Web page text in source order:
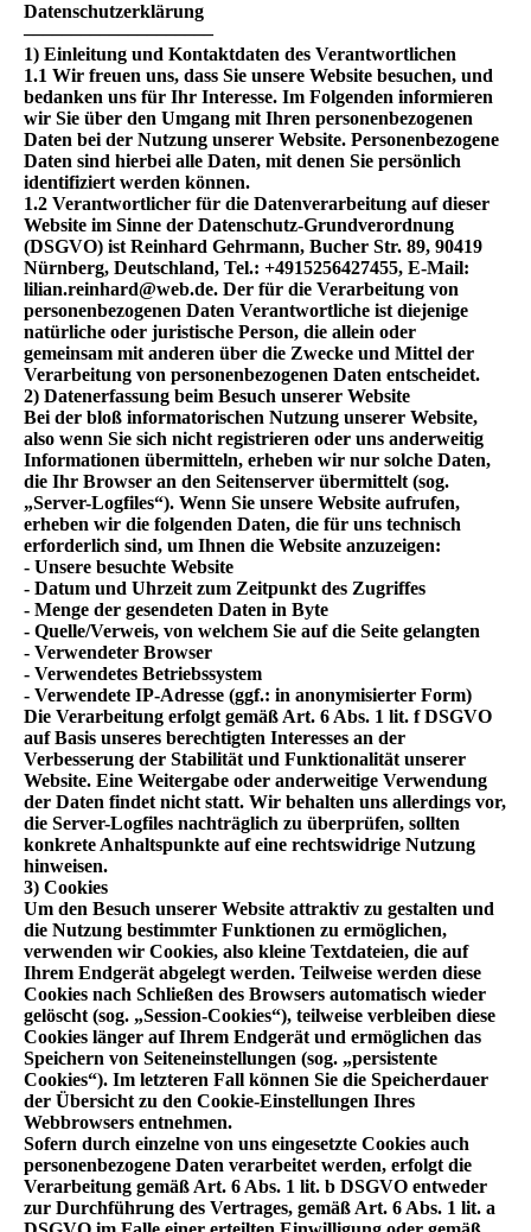
Datenschutzerklärung
––––––––––––––––––––
1) Einleitung und Kontaktdaten des Verantwortlichen
1.1 Wir freuen uns, dass Sie unsere Website besuchen, und
bedanken uns für Ihr Interesse. Im Folgenden informieren
wir Sie über den Umgang mit Ihren personenbezogenen
Daten bei der Nutzung unserer Website. Personenbezogene
Daten sind hierbei alle Daten, mit denen Sie persönlich
identifiziert werden können.
1.2 Verantwortlicher für die Datenverarbeitung auf dieser
Website im Sinne der Datenschutz-Grundverordnung
(DSGVO) ist Reinhard Gehrmann, Bucher Str. 89, 90419
Nürnberg, Deutschland, Tel.: +4915256427455, E-Mail:
lilian.reinhard@web.de. Der für die Verarbeitung von
personenbezogenen Daten Verantwortliche ist diejenige
natürliche oder juristische Person, die allein oder
gemeinsam mit anderen über die Zwecke und Mittel der
Verarbeitung von personenbezogenen Daten entscheidet.
2) Datenerfassung beim Besuch unserer Website
Bei der bloß informatorischen Nutzung unserer Website,
also wenn Sie sich nicht registrieren oder uns anderweitig
Informationen übermitteln, erheben wir nur solche Daten,
die Ihr Browser an den Seitenserver übermittelt (sog.
„Server-Logfiles“). Wenn Sie unsere Website aufrufen,
erheben wir die folgenden Daten, die für uns technisch
erforderlich sind, um Ihnen die Website anzuzeigen:
- Unsere besuchte Website
- Datum und Uhrzeit zum Zeitpunkt des Zugriffes
- Menge der gesendeten Daten in Byte
- Quelle/Verweis, von welchem Sie auf die Seite gelangten
- Verwendeter Browser
- Verwendetes Betriebssystem
- Verwendete IP-Adresse (ggf.: in anonymisierter Form)
Die Verarbeitung erfolgt gemäß Art. 6 Abs. 1 lit. f DSGVO
auf Basis unseres berechtigten Interesses an der
Verbesserung der Stabilität und Funktionalität unserer
Website. Eine Weitergabe oder anderweitige Verwendung
der Daten findet nicht statt. Wir behalten uns allerdings vor,
die Server-Logfiles nachträglich zu überprüfen, sollten
konkrete Anhaltspunkte auf eine rechtswidrige Nutzung
hinweisen.
3) Cookies
Um den Besuch unserer Website attraktiv zu gestalten und
die Nutzung bestimmter Funktionen zu ermöglichen,
verwenden wir Cookies, also kleine Textdateien, die auf
Ihrem Endgerät abgelegt werden. Teilweise werden diese
Cookies nach Schließen des Browsers automatisch wieder
gelöscht (sog. „Session-Cookies“), teilweise verbleiben diese
Cookies länger auf Ihrem Endgerät und ermöglichen das
Speichern von Seiteneinstellungen (sog. „persistente
Cookies“). Im letzteren Fall können Sie die Speicherdauer
der Übersicht zu den Cookie-Einstellungen Ihres
Webbrowsers entnehmen.
Sofern durch einzelne von uns eingesetzte Cookies auch
personenbezogene Daten verarbeitet werden, erfolgt die
Verarbeitung gemäß Art. 6 Abs. 1 lit. b DSGVO entweder
zur Durchführung des Vertrages, gemäß Art. 6 Abs. 1 lit. a